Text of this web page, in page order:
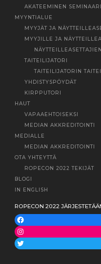
AKATEEMINEN SEMINAARI
MYYNTIALUE
MYYJÄT JA
MYYJILLE JA
TAITEILIJATORI
TAITEILIJATORIN
YHDISTYSPÖYDÄT
KIRPPUTORI
HAUT
VAPAAEHTOISEKSI
MEDIAN AKKREDITOINTI
MEDIALLE
MEDIAN AKKREDITOINTI
OTA YHTEYTTÄ
ROPECON 2022 TEKIJÄT
BLOGI
IN ENGLISH
ROPECON 2022
Facebook
Instagram
Twitter